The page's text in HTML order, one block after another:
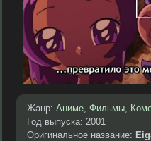
Жанр: Аниме, Фильмы,
Год выпуска: 2001
Оригинальное название: